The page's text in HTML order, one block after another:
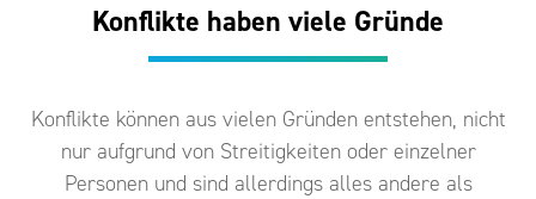
Konflikte haben viele Gründe
Konflikte können aus vielen Gründen entstehen, nicht
nur aufgrund von Streitigkeiten oder einzelner
Personen und sind allerdings alles andere als